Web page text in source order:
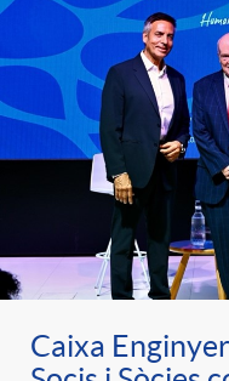
Caixa